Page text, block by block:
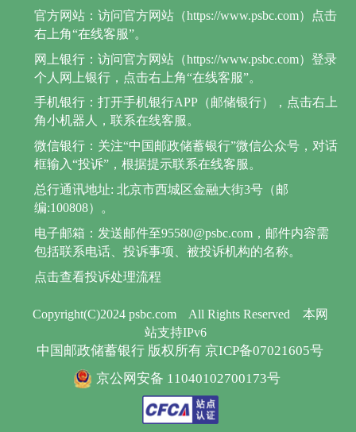
Copyright(C)2024 psbc.com All Rights Reserved
本网
站支持IPv6
中国邮政储蓄银行 版权所有 京ICP备07021605号
京公网安备 11040102700173号
官方网站：访问官方网站（https://www.psbc.com）点击
右上角“在线客服”。
网上银行：访问官方网站（https://www.psbc.com）登录
个人网上银行，点击右上角“在线客服”。
手机银行：打开手机银行APP（邮储银行），点击右上
角小机器人，联系在线客服。
微信银行：关注“中国邮政储蓄银行”微信公众号，对话
框输入“投诉”，根据提示联系在线客服。
总行通讯地址: 北京市西城区金融大街3号（邮
编:100808）。
电子邮箱：发送邮件至95580@psbc.com，邮件内容需
包括联系电话、投诉事项、被投诉机构的名称。
点击查看投诉处理流程